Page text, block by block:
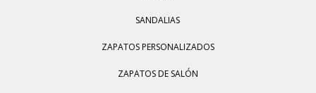
SANDALIAS
ZAPATOS PERSONALIZADOS
ZAPATOS DE SALÓN